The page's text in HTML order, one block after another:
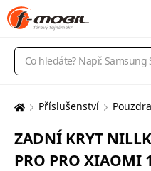
Vyhledávání
Zde
nacházíte:
Příslušenství
ZADNÍ KRYT
PRO PRO XIAOMI